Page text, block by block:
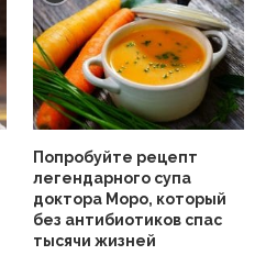
Попробуйте рецепт
легендарного супа
доктора Моро, который
без антибиотиков спас
тысячи жизней